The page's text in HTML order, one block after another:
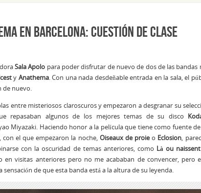
en Barcelona: cuestión de clase
Sala Apolo para poder disfrutar de nuevo de dos de las bandas
y Anathema. Con una nada desdeñable entrada en la sala, el
de nuevo.
entre misteriosos claroscuros y empezaron a desgranar su
repasaban algunos de los mejores temas de su disco
Miyazaki. Haciendo honor a la película que tiene como fuente
el que empezaron la noche, Oiseaux de proieo Eclosion,
con la oscuridad de temas anteriores, como Là ou
visitas anteriores pero no me acababan de convencer, pero
de que esta banda está a la altura de su leyenda.